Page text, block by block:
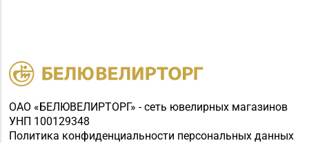
ОАО «БЕЛЮВЕЛИРТОРГ» - сеть ювелирных магазинов
УНП 100129348
Политика конфиденциальности персональных данных